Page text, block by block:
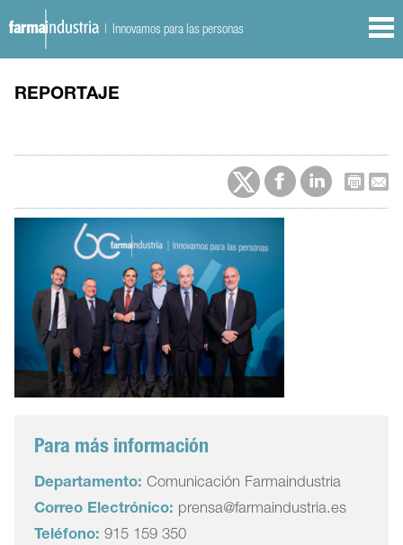
| Innovamos para las personas
REPORTAJE
Para más información
Departamento: Comunicación Farmaindustria
Correo Electrónico: prensa@farmaindustria.es
Teléfono: 915 159 350